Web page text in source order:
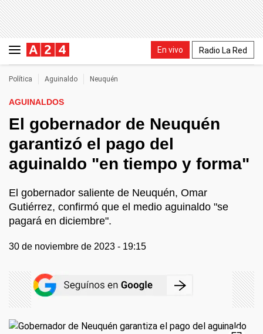
En vivo Radio La Red
Política Aguinaldo Neuquén
AGUINALDOS
El gobernador de Neuquén
garantizó el pago del
aguinaldo "en tiempo y forma"
El gobernador saliente de Neuquén, Omar
Gutiérrez, confirmó que el medio aguinaldo "se
pagará en diciembre".
30 de noviembre de 2023 - 19:15